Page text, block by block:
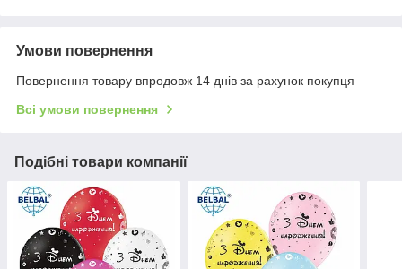
Умови повернення
Повернення товару впродовж 14 днів за рахунок покупця
Всі умови повернення
Подібні товари компанії